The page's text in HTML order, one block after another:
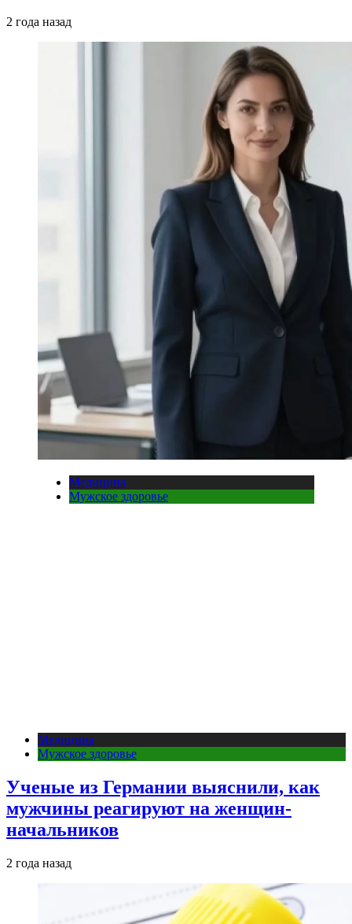
2 года назад
Медицина
Мужское здоровье
Медицина
Мужское здоровье
Ученые из Германии выяснили, как
мужчины реагируют на женщин-
начальников
2 года назад